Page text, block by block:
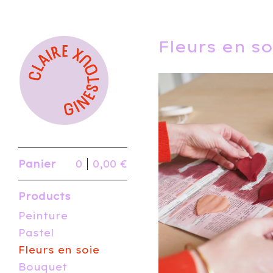
Panier 0,00 €
0
Products
Peinture
Pastel
Fleurs en soie
Bouquet
Fleurs en